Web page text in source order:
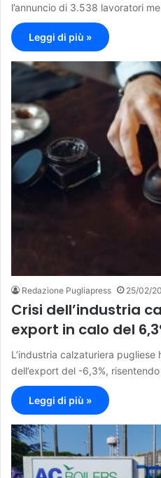
l’annuncio di 3.538 lavoratori
Leggi di più »
Redazione Pugliapress 25/02/
Crisi dell’industria
export in calo del
L’industria calzaturiera
dell’export del -6,3%,
Leggi di più »